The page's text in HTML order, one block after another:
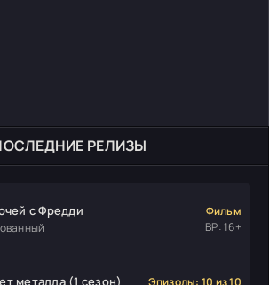
РЕЛИЗЫ
с Фредди
Фильм
ВР: 16+
металла (1 сезон)
Эпизоды: 10 из 10